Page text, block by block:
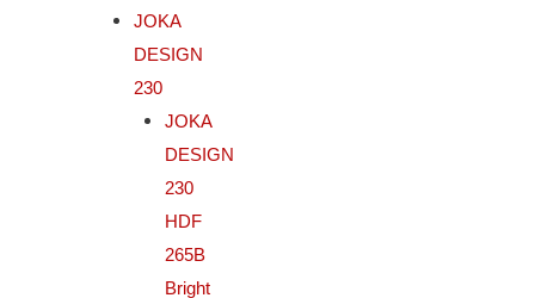
JOKA
DESIGN
230
JOKA
DESIGN
230
HDF
265B
Bright